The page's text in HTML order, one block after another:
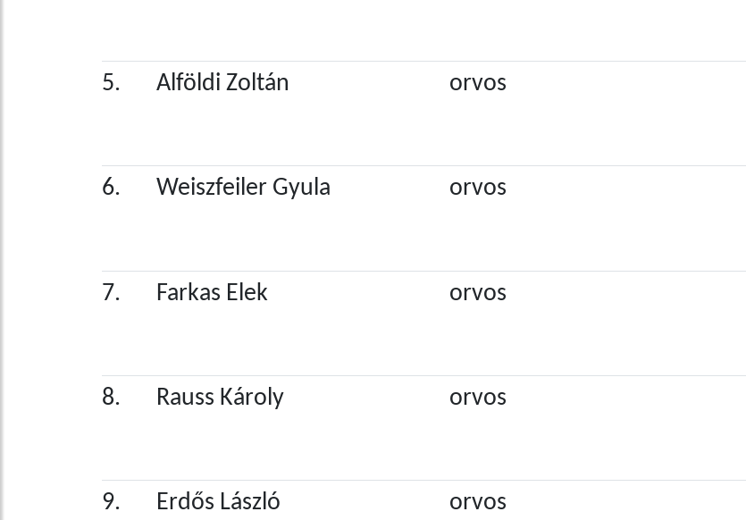
5. Alföldi Zoltán orvos
6. Weiszfeiler Gyula orvos
7. Farkas Elek orvos
8. Rauss Károly orvos
9. Erdős László orvos